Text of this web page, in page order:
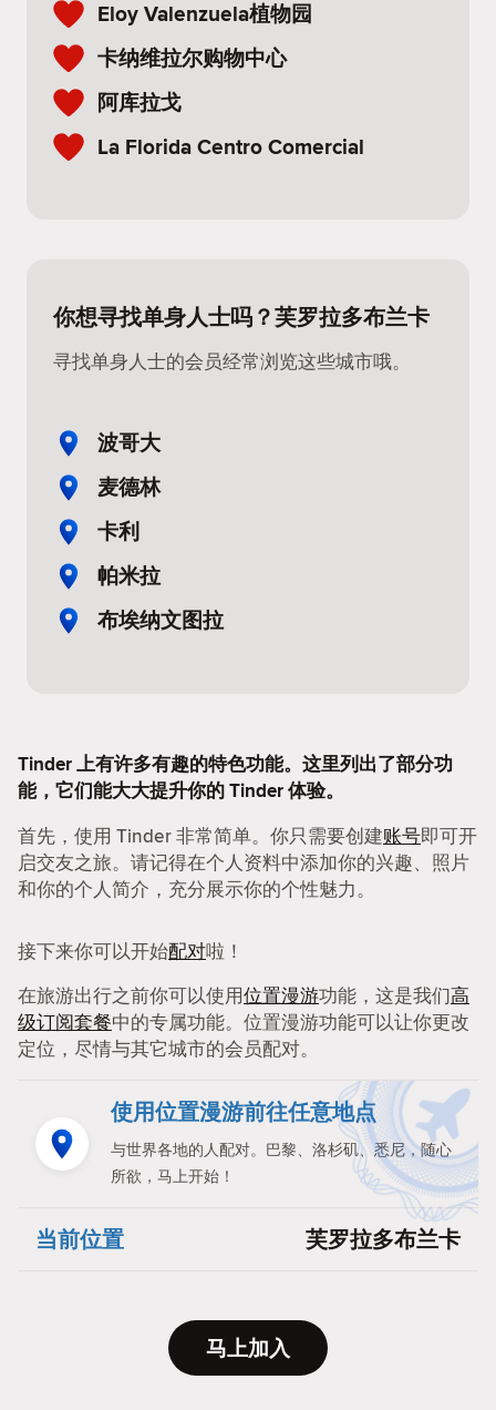
Eloy Valenzuela植物园
卡纳维拉尔购物中心
阿库拉戈
La Florida Centro Comercial
你想寻找单身人士吗？芙罗拉多布兰卡
寻找单身人士的会员经常浏览这些城市哦。
波哥大
麦德林
卡利
帕米拉
布埃纳文图拉
Tinder 上有许多有趣的特色功能。这里列出了部分功
能，它们能大大提升你的 Tinder 体验。
首先，使用 Tinder 非常简单。你只需要创建账号即可开
启交友之旅。请记得在个人资料中添加你的兴趣、照片
和你的个人简介，充分展示你的个性魅力。
接下来你可以开始配对啦！
在旅游出行之前你可以使用位置漫游功能，这是我们高
级订阅套餐中的专属功能。位置漫游功能可以让你更改
定位，尽情与其它城市的会员配对。
使用位置漫游前往任意地点
与世界各地的人配对。巴黎、洛杉矶、悉尼，随心
所欲，马上开始！
当前位置 芙罗拉多布兰卡
马上加入